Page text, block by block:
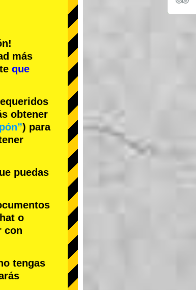
más
que
obtener
) para
puedas
o
con
tengas